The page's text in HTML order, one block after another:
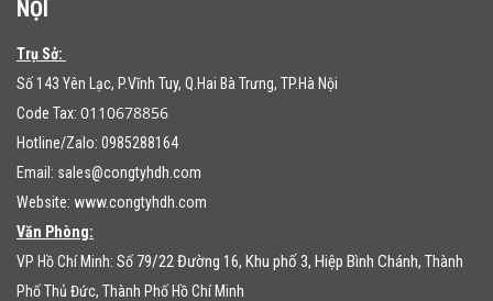
NỘI
Trụ Sở:
Số 143 Yên Lạc, P.Vĩnh Tuy, Q.Hai Bà Trưng, TP.Hà Nội
Code Tax: 0110678856
Hotline/Zalo: 0985288164
Email: sales@congtyhdh.com
Website: www.congtyhdh.com
Văn Phòng:
VP Hồ Chí Minh: Số 79/22 Đường 16, Khu phố 3, Hiệp Bình Chánh, Thành
Phố Thủ Đức, Thành Phố Hồ Chí Minh